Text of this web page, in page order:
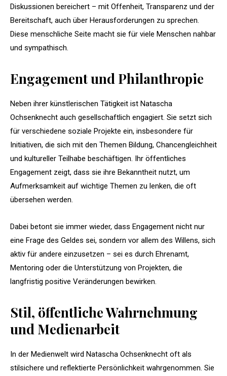
Diskussionen bereichert – mit Offenheit, Transparenz und der
Bereitschaft, auch über Herausforderungen zu sprechen.
Diese menschliche Seite macht sie für viele Menschen nahbar
und sympathisch.
Engagement und Philanthropie
Neben ihrer künstlerischen Tätigkeit ist Natascha
Ochsenknecht auch gesellschaftlich engagiert. Sie setzt sich
für verschiedene soziale Projekte ein, insbesondere für
Initiativen, die sich mit den Themen Bildung, Chancengleichheit
und kultureller Teilhabe beschäftigen. Ihr öffentliches
Engagement zeigt, dass sie ihre Bekanntheit nutzt, um
Aufmerksamkeit auf wichtige Themen zu lenken, die oft
übersehen werden.
Dabei betont sie immer wieder, dass Engagement nicht nur
eine Frage des Geldes sei, sondern vor allem des Willens, sich
aktiv für andere einzusetzen – sei es durch Ehrenamt,
Mentoring oder die Unterstützung von Projekten, die
langfristig positive Veränderungen bewirken.
Stil, öffentliche Wahrnehmung
und Medienarbeit
In der Medienwelt wird Natascha Ochsenknecht oft als
stilsichere und reflektierte Persönlichkeit wahrgenommen. Sie